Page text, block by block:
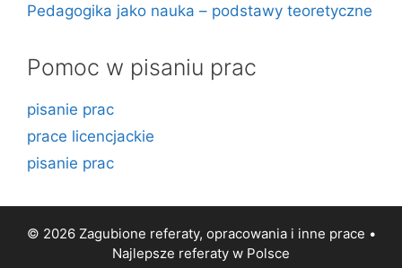
Pedagogika jako nauka – podstawy teoretyczne
Pomoc w pisaniu prac
pisanie prac
prace licencjackie
pisanie prac
© 2026 Zagubione referaty, opracowania i inne prace •
Najlepsze referaty w Polsce